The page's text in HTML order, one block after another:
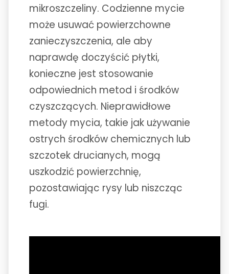
mikroszczeliny. Codzienne mycie
może usuwać powierzchowne
zanieczyszczenia, ale aby
naprawdę doczyścić płytki,
konieczne jest stosowanie
odpowiednich metod i środków
czyszczących. Nieprawidłowe
metody mycia, takie jak używanie
ostrych środków chemicznych lub
szczotek drucianych, mogą
uszkodzić powierzchnię,
pozostawiając rysy lub niszcząc
fugi.